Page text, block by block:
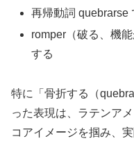
再帰動詞 quebrarse
romper（破る、機
する
特に「骨折する（
った表現は、ラテンア
コアイメージを掴み、